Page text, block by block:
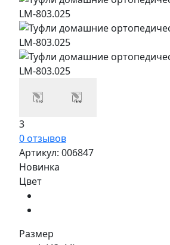
3
0 отзывов
Артикул: 006847
Новинка
Цвет
Размер